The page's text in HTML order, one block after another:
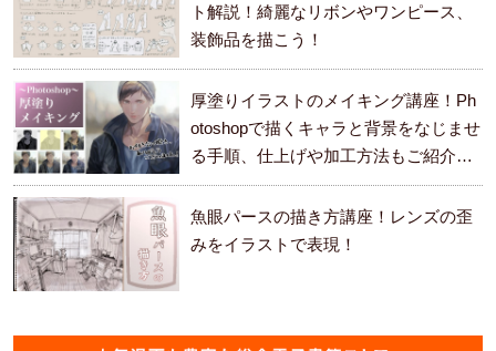
ト解説！綺麗なリボンやワンピース、
装飾品を描こう！
厚塗りイラストのメイキング講座！Ph
otoshopで描くキャラと背景をなじませ
る手順、仕上げや加工方法もご紹介し
ます。
魚眼パースの描き方講座！レンズの歪
みをイラストで表現！